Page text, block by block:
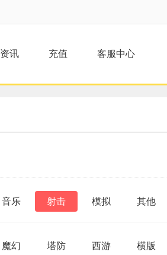
资讯 充值 客服中心
音乐 射击 模拟 其他
魔幻 塔防 西游 横版